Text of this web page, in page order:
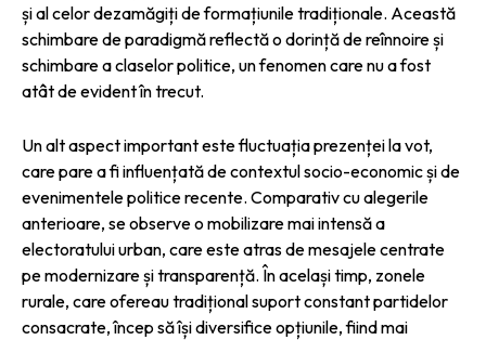
și al celor dezamăgiți de formațiunile tradiționale. Această
schimbare de paradigmă reflectă o dorință de reînnoire și
schimbare a claselor politice, un fenomen care nu a fost
atât de evident în trecut.
Un alt aspect important este fluctuația prezenței la vot,
care pare a fi influențată de contextul socio-economic și de
evenimentele politice recente. Comparativ cu alegerile
anterioare, se observe o mobilizare mai intensă a
electoratului urban, care este atras de mesajele centrate
pe modernizare și transparență. În același timp, zonele
rurale, care ofereau tradițional suport constant partidelor
consacrate, încep să își diversifice opțiunile, fiind mai